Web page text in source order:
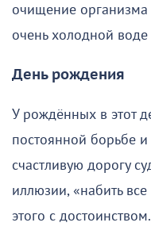
очищение организма
очень холодной воде
День рождения
У рождённых в этот
постоянной борьбе
счастливую дорогу
иллюзии, «набить
этого с